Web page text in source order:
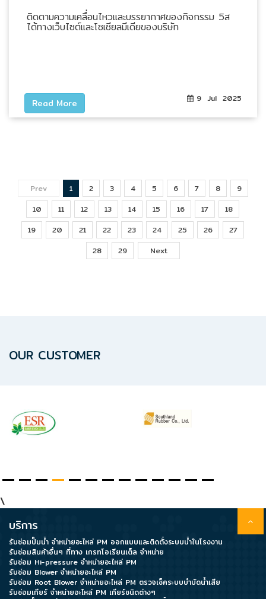
ติดตามความเคลื่อนไหวและบรรยากาศของกิจกรรม 5ส
ได้ทางเว็บไซต์และโซเชียลมีเดียของบริษัท
Read More 9 Jul 2025
Prev 1(current)
2(current)
3(current)
4(current)
5 (current)
6(current)
7(current)
8(current)
9
10 (current)
11(current)
12(current)
13(current)
14(current)
15 (current)
16(current)
17(current)
18(current)
19(current)
20 (current)
21(current)
22(current)
23(current)
24(current)
25 (current)
26(current)
27
28(current)
29(current)Next
OUR CUSTOMER
\
บริการ
รับซ่อมปั๊มน้ำ จำหน่ายอะไหล่ PM ออกแบบและติดตั้งระบบน้ำในโรงงาน
รับซ่อมสินค้าอื่นๆ ที่ทาง เกรทโอเรียนเต็ล จำหน่าย
รับซ่อม Hi-pressure จำหน่ายอะไหล่ PM
รับซ่อม Blower จำหน่ายอะไหล่ PM
รับซ่อม Root Blower จำหน่ายอะไหล่ PM ตรวจเช็คระบบบำบัดน้ำเสีย
รับซ่อมเกียร์ จำหน่ายอะไหล่ PM เกียร์ชนิดต่างๆ